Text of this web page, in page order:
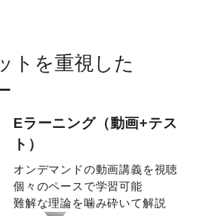
トを重視した
Eラーニング（動画+テス
ト）
オンデマンドの動画講義を視聴
個々のペースで学習可能
難解な理論を噛み砕いて解説